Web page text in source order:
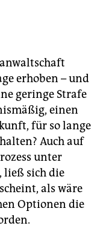
erhoben – und
geringe Strafe
einen
für so lange
Auch auf
unter
ließ sich die
als wäre
Optionen die